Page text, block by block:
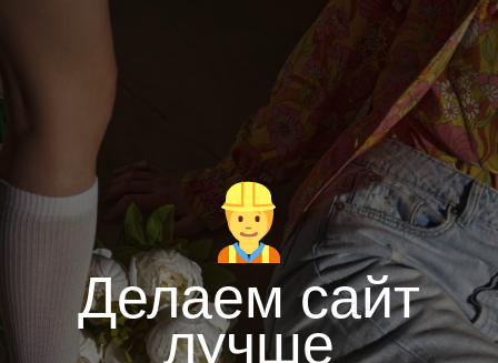
Делаем сайт
лучше